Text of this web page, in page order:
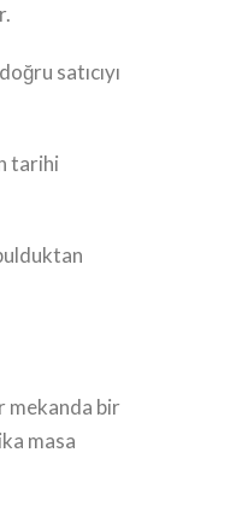
satıcıyı
tarihi
mekanda bir
masa